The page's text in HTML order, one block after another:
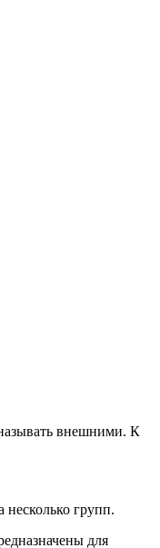
называть внешними. К
групп.
для